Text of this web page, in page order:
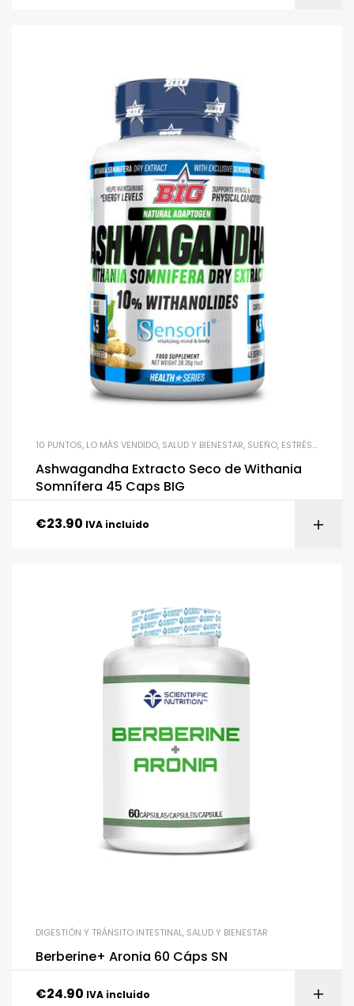
10 PUNTOS, LO MÁS VENDIDO, SALUD Y BIENESTAR, SUEÑO, ESTRÉS Y ANSIEDAD
Ashwagandha Extracto Seco de Withania
Somnífera 45 Caps BIG
€23.90 IVA incluido
DIGESTIÓN Y TRÁNSITO INTESTINAL, SALUD Y BIENESTAR
Berberine+ Aronia 60 Cáps SN
€24.90 IVA incluido